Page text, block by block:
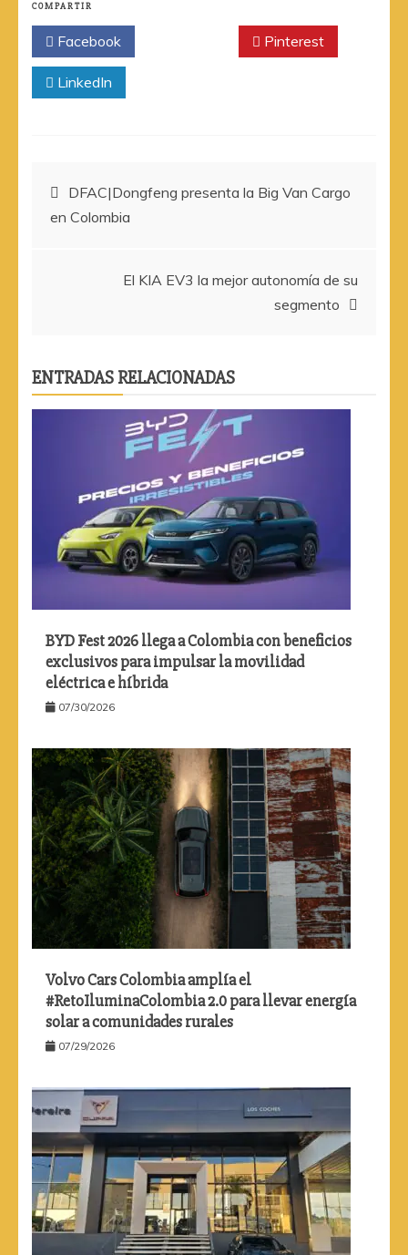
COMPARTIR
Facebook Pinterest
LinkedIn
Navegación
de
entradas
DFAC|Dongfeng presenta la Big Van Cargo
en Colombia
El KIA EV3 la mejor autonomía de su
segmento
ENTRADAS RELACIONADAS
BYD Fest 2026 llega a Colombia con beneficios
exclusivos para impulsar la movilidad
eléctrica e híbrida
07/30/2026
Volvo Cars Colombia amplía el
#RetoIluminaColombia 2.0 para llevar energía
solar a comunidades rurales
07/29/2026